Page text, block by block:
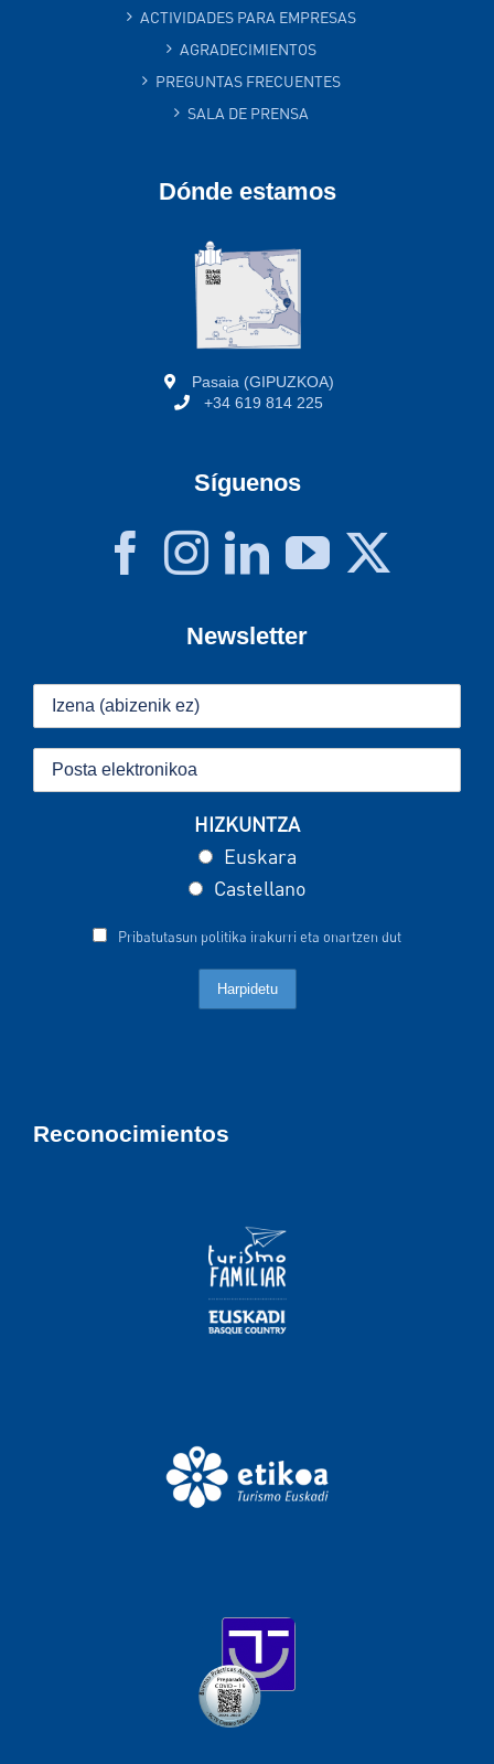
ACTIVIDADES PARA EMPRESAS
AGRADECIMIENTOS
PREGUNTAS FRECUENTES
SALA DE PRENSA
Dónde estamos
Pasaia (GIPUZKOA)
+34 619 814 225
Síguenos
Newsletter
HIZKUNTZA
Euskara
Castellano
Pribatutasun politika irakurri eta onartzen dut
Reconocimientos